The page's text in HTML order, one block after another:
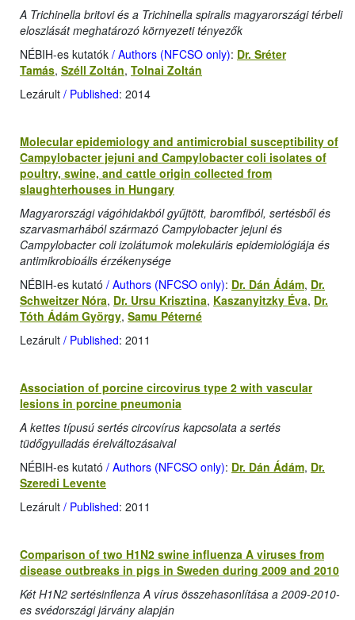
A Trichinella britovi és a Trichinella spiralis magyarországi térbeli
eloszlását meghatározó környezeti tényezők
NÉBIH-es kutatók / Authors (NFCSO only): Dr. Sréter
Tamás, Széll Zoltán, Tolnai Zoltán
Lezárult / Published: 2014
Molecular epidemiology and antimicrobial susceptibility of
Campylobacter jejuni and Campylobacter coli isolates of
poultry, swine, and cattle origin collected from
slaughterhouses in Hungary
Magyarországi vágóhidakból gyűjtött, baromfiból, sertésből és
szarvasmarhából származó Campylobacter jejuni és
Campylobacter coli izolátumok molekuláris epidemiológiája és
antimikrobioális érzékenysége
NÉBIH-es kutató / Authors (NFCSO only): Dr. Dán Ádám, Dr.
Schweitzer Nóra, Dr. Ursu Krisztina, Kaszanyitzky Éva, Dr.
Tóth Ádám György, Samu Péterné
Lezárult / Published: 2011
Association of porcine circovirus type 2 with vascular
lesions in porcine pneumonia
A kettes típusú sertés circovírus kapcsolata a sertés
tüdőgyulladás érelváltozásaival
NÉBIH-es kutató / Authors (NFCSO only): Dr. Dán Ádám, Dr.
Szeredi Levente
Lezárult / Published: 2011
Comparison of two H1N2 swine influenza A viruses from
disease outbreaks in pigs in Sweden during 2009 and 2010
Két H1N2 sertésinflenza A vírus összehasonlítása a 2009-2010-
es svédországi járvány alapján